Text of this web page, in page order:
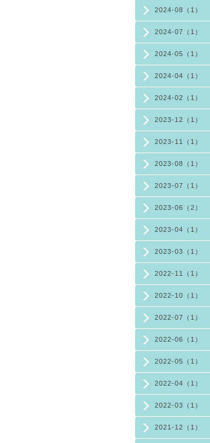
2024-08（1）
2024-07（1）
2024-05（1）
2024-04（1）
2024-02（1）
2023-12（1）
2023-11（1）
2023-08（1）
2023-07（1）
2023-06（2）
2023-04（1）
2023-03（1）
2022-11（1）
2022-10（1）
2022-07（1）
2022-06（1）
2022-05（1）
2022-04（1）
2022-03（1）
2021-12（1）